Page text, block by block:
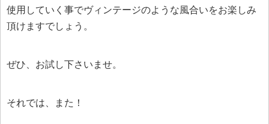
使用していく事でヴィンテージのような風合いをお楽しみ
頂けますでしょう。
ぜひ、お試し下さいませ。
それでは、また！